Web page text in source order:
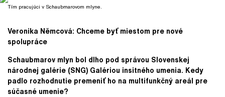
Tím pracujúci v Schaubmarovom mlyne.
Veronika Němcová: Chceme byť miestom pre nové
spolupráce
Schaubmarov mlyn bol dlho pod správou Slovenskej
národnej galérie (SNG) Galériou insitného umenia. Kedy
padlo rozhodnutie premeniť ho na multifunkčný areál pre
súčasné umenie?